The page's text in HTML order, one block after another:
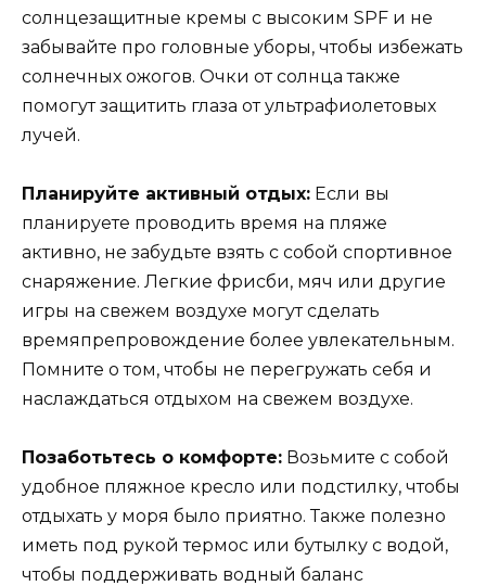
солнцезащитные кремы с высоким SPF и не
забывайте про головные уборы, чтобы избежать
солнечных ожогов. Очки от солнца также
помогут защитить глаза от ультрафиолетовых
лучей.
Планируйте активный отдых: Если вы
планируете проводить время на пляже
активно, не забудьте взять с собой спортивное
снаряжение. Легкие фрисби, мяч или другие
игры на свежем воздухе могут сделать
времяпрепровождение более увлекательным.
Помните о том, чтобы не перегружать себя и
наслаждаться отдыхом на свежем воздухе.
Позаботьтесь о комфорте: Возьмите с собой
удобное пляжное кресло или подстилку, чтобы
отдыхать у моря было приятно. Также полезно
иметь под рукой термос или бутылку с водой,
чтобы поддерживать водный баланс